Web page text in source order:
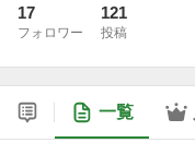
17
フォロワー
121
投稿
一覧